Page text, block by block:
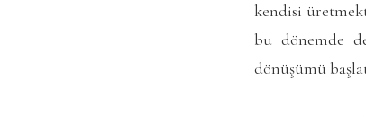
kendisi
bu dönemde
dönüşümü